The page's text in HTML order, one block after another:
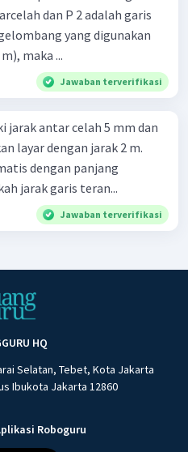
dan P 2 adalah garis
yang digunakan
maka ...
Jawaban terverifikasi
jarak antar celah 5 mm dan
layar dengan jarak 2 m.
dengan panjang
jarak garis teran...
Jawaban terverifikasi
HQ
Selatan, Tebet, Kota Jakarta
Ibukota Jakarta 12860
Roboguru